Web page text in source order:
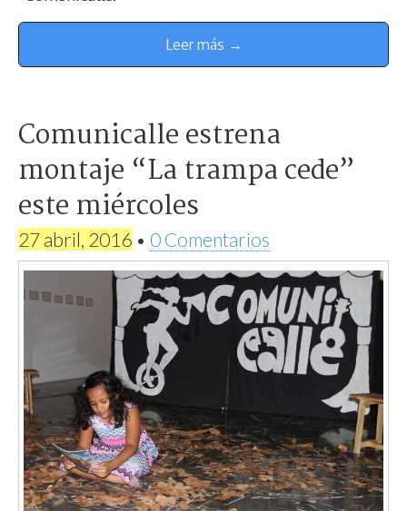
Leer más →
Comunicalle estrena
montaje “La trampa cede”
este miércoles
27 abril, 2016 • 0 Comentarios